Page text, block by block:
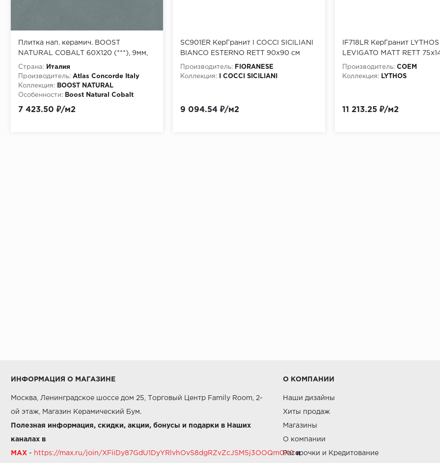
Плитка нап. керамич. BOOST
NATURAL COBALT 60X120 (***), 9мм,
60x120 (A65V)
Страна:
Италия
Производитель: Atlas Concorde Italy
Коллекция:
BOOST NATURAL
Особенности:
Boost Natural Cobalt
7 423.50 ₽/м2
SC901ER КерГранит I COCCI SICILIANI
BIANCO ESTERNO RETT 90x90 см
Производитель:
FIORANESE
Коллекция:
I COCCI SICILIANI
9 094.54 ₽/м2
IF718LR КерГранит
LEVIGATO MATT RETT
Производитель: COEM
Коллекция:
LYTHOS
11 213.25 ₽/м2
ИНФОРМАЦИЯ О МАГАЗИНЕ
Москва, Ленинградское шоссе дом 25, Торговый Центр Family Room, 2-
ой этаж, Магазин Керамический Бум.
Полезная информация, скидки, акции, бонусы и подарки в Наших
каналах в
MAX - https://max.ru/join/XFiiDy87GdU1DyYRlvhOvS8dgRZvZcJSM5j3OOQm0X0 и
О КОМПАНИИ
Наши дизайны
Хиты продаж
Магазины
О компании
Рассрочки и Кредитование